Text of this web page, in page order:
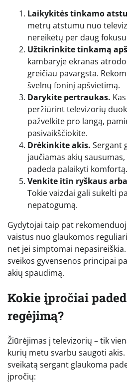
Laikykitės tinkamo
metrų atstumu nuo
nereikėtų per daug
Užtikrinkite tinkamą
kambaryje ekranas
greičiau pavargsta.
švelnų foninį apšvietimą.
Darykite pertraukas.
peržiūrint televizorių
pažvelkite pro langą,
pasivaikščiokite.
Drėkinkite akis. Sergant
jaučiamas akių
padeda palaikyti komfortą.
Venkite itin ryškaus
Tokie vaizdai gali sukelti
nepatogumą.
Gydytojai taip pat
vaistus nuo glaukomos
net jei simptomai
sveikos gyvensenos principai
akių spaudimą.
Kokie įpročiai
regėjimą?
Žiūrėjimas į televizorių – tik
kurių metu svarbu saugoti
sveikatą sergant glaukoma
įpročių: